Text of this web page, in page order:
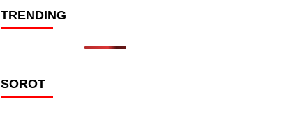
TRENDING
SOROT